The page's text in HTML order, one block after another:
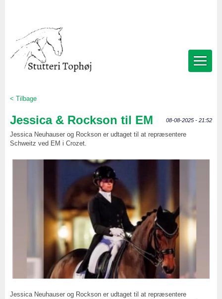
< Tilbage
Jessica & Rockson til EM 08-08-2025 - 21:52
Jessica Neuhauser og Rockson er udtaget til at repræsentere
Schweitz ved EM i Crozet.
Jessica Neuhauser og Rockson er udtaget til at repræsentere